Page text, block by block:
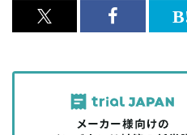
x<br>
記
を
記
事
を